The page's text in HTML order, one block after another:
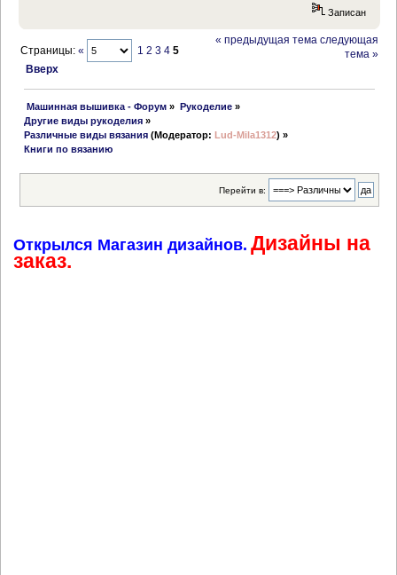
Записан
Страницы:« 1 2 3 4 5
Вверх
« предыдущая тема следующая
тема »
Машинная вышивка - Форум » Рукоделие»
Другие виды рукоделия »
Различные виды вязания (Модератор: Lud-Mila1312) »
Книги по вязанию
Перейти в:
Открылся Магазин дизайнов. Дизайны на
заказ.